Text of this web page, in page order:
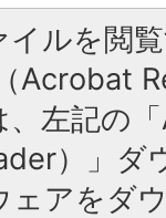
イルを閲
Acrobat
左記の
）」ダ
ェアをダ